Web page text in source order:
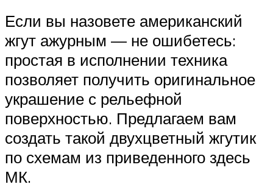
Если вы назовете американский
жгут ажурным — не ошибетесь:
простая в исполнении техника
позволяет получить оригинальное
украшение с рельефной
поверхностью. Предлагаем вам
создать такой двухцветный жгутик
по схемам из приведенного здесь
МК.